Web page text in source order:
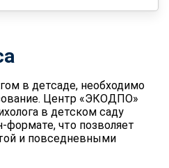
в детсаде, необходимо
Центр «ЭКОДПО»
в детском саду
формате, что позволяет
и повседневными